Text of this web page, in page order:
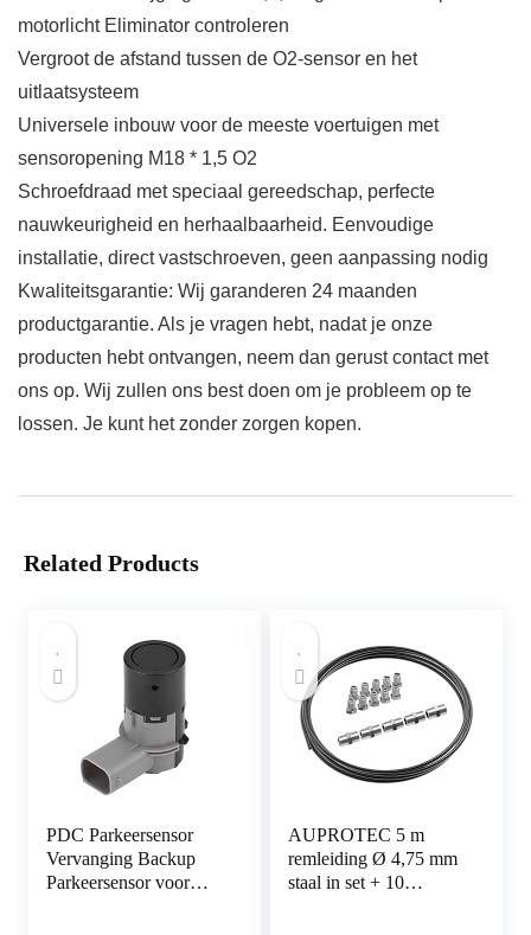
motorlicht Eliminator controleren
Vergroot de afstand tussen de O2-sensor en het
uitlaatsysteem
Universele inbouw voor de meeste voertuigen met
sensoropening M18 * 1,5 O2
Schroefdraad met speciaal gereedschap, perfecte
nauwkeurigheid en herhaalbaarheid. Eenvoudige
installatie, direct vastschroeven, geen aanpassing nodig
Kwaliteitsgarantie: Wij garanderen 24 maanden
productgarantie. Als je vragen hebt, nadat je onze
producten hebt ontvangen, neem dan gerust contact met
ons op. Wij zullen ons best doen om je probleem op te
lossen. Je kunt het zonder zorgen kopen.
Related Products
PDC Parkeersensor
Vervanging Backup
Parkeersensor voor
AUPROTEC 5 m
remleiding Ø 4,75 mm
staal in set + 10